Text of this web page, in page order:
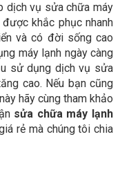
dịch vụ sửa chữa máy
khắc phục nhanh
và có đời sống cao
máy lạnh ngày càng
sử dụng dịch vụ sửa
cao. Nếu bạn cũng
hãy cùng tham khảo
sửa chữa máy lạnh
rẻ mà chúng tôi chia